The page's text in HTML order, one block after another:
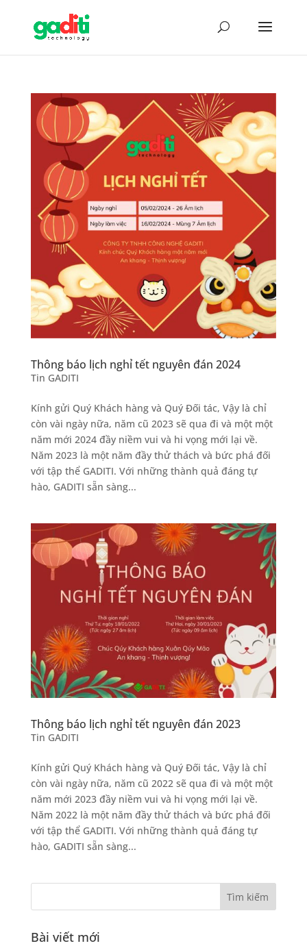
Thông báo lịch nghỉ tết nguyên đán 2024
Tin GADITI
Kính gửi Quý Khách hàng và Quý Đối tác, Vậy là chỉ
còn vài ngày nữa, năm cũ 2023 sẽ qua đi và một một
năm mới 2024 đầy niềm vui và hi vọng mới lại về.
Năm 2023 là một năm đầy thử thách và bức phá đối
với tập thể GADITI. Với những thành quả đáng tự
hào, GADITI sẵn sàng...
Thông báo lịch nghỉ tết nguyên đán 2023
Tin GADITI
Kính gửi Quý Khách hàng và Quý Đối tác, Vậy là chỉ
còn vài ngày nữa, năm cũ 2022 sẽ qua đi và một một
năm mới 2023 đầy niềm vui và hi vọng mới lại về.
Năm 2022 là một năm đầy thử thách và bức phá đối
với tập thể GADITI. Với những thành quả đáng tự
hào, GADITI sẵn sàng...
Bài viết mới